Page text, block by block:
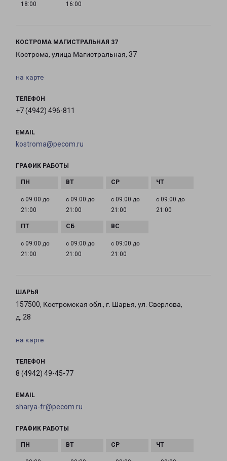
18:00
16:00
КОСТРОМА МАГИСТРАЛЬНАЯ 37
Кострома, улица Магистральная, 37
на карте
ТЕЛЕФОН
+7 (4942) 496-811
EMAIL
kostroma@pecom.ru
ГРАФИК РАБОТЫ
с 09:00 до
21:00
с 09:00 до
21:00
с 09:00 до
21:00
с 09:00 до
21:00
с 09:00 до
21:00
с 09:00 до
21:00
с 09:00 до
21:00
ШАРЬЯ
157500, Костромская обл., г. Шарья, ул. Сверлова,
д. 28
на карте
ТЕЛЕФОН
8 (4942) 49-45-77
EMAIL
sharya-fr@pecom.ru
ГРАФИК РАБОТЫ